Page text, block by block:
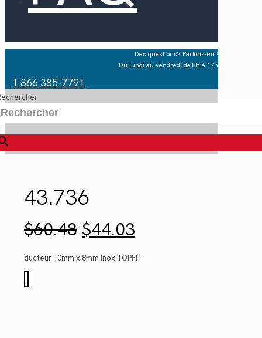
Des questions? Parlons-en !
Du lundi au vendredi de 8h à 17h
1 866 385-7791
43.736
$60.48 Le
prix
initial
était :
$44.03prix
actuel
est :
ducteur 10mm x 8mm Inox TOPFIT
de